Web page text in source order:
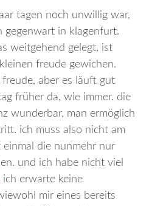
tagen noch unwillig war,
gegenwart in klagenfurt.
weitgehend gelegt, ist
freude gewichen.
aber es läuft gut
früher da, wie immer. die
wunderbar, man ermöglich
ich muss also nicht am
die nunmehr nur
und ich habe nicht viel
ich erwarte keine
mir eines bereits